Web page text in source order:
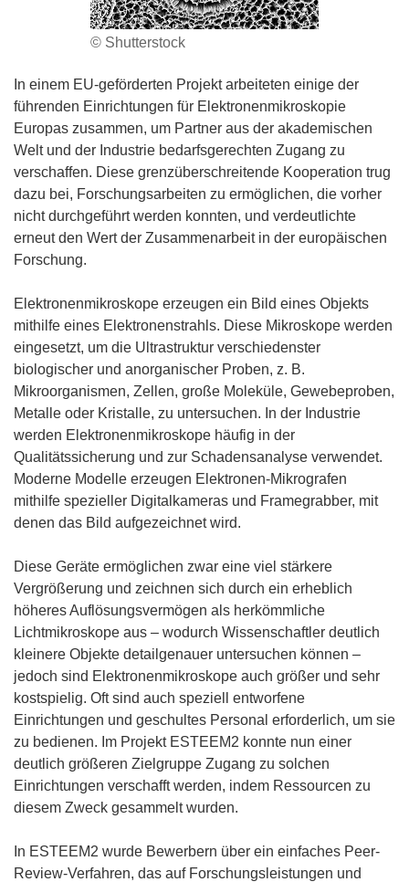
© Shutterstock
In einem EU-geförderten Projekt arbeiteten einige der
führenden Einrichtungen für Elektronenmikroskopie
Europas zusammen, um Partner aus der akademischen
Welt und der Industrie bedarfsgerechten Zugang zu
verschaffen. Diese grenzüberschreitende Kooperation trug
dazu bei, Forschungsarbeiten zu ermöglichen, die vorher
nicht durchgeführt werden konnten, und verdeutlichte
erneut den Wert der Zusammenarbeit in der europäischen
Forschung.
Elektronenmikroskope erzeugen ein Bild eines Objekts
mithilfe eines Elektronenstrahls. Diese Mikroskope werden
eingesetzt, um die Ultrastruktur verschiedenster
biologischer und anorganischer Proben, z. B.
Mikroorganismen, Zellen, große Moleküle, Gewebeproben,
Metalle oder Kristalle, zu untersuchen. In der Industrie
werden Elektronenmikroskope häufig in der
Qualitätssicherung und zur Schadensanalyse verwendet.
Moderne Modelle erzeugen Elektronen-Mikrografen
mithilfe spezieller Digitalkameras und Framegrabber, mit
denen das Bild aufgezeichnet wird.
Diese Geräte ermöglichen zwar eine viel stärkere
Vergrößerung und zeichnen sich durch ein erheblich
höheres Auflösungsvermögen als herkömmliche
Lichtmikroskope aus – wodurch Wissenschaftler deutlich
kleinere Objekte detailgenauer untersuchen können –
jedoch sind Elektronenmikroskope auch größer und sehr
kostspielig. Oft sind auch speziell entworfene
Einrichtungen und geschultes Personal erforderlich, um sie
zu bedienen. Im Projekt ESTEEM2 konnte nun einer
deutlich größeren Zielgruppe Zugang zu solchen
Einrichtungen verschafft werden, indem Ressourcen zu
diesem Zweck gesammelt wurden.
In ESTEEM2 wurde Bewerbern über ein einfaches Peer-
Review-Verfahren, das auf Forschungsleistungen und